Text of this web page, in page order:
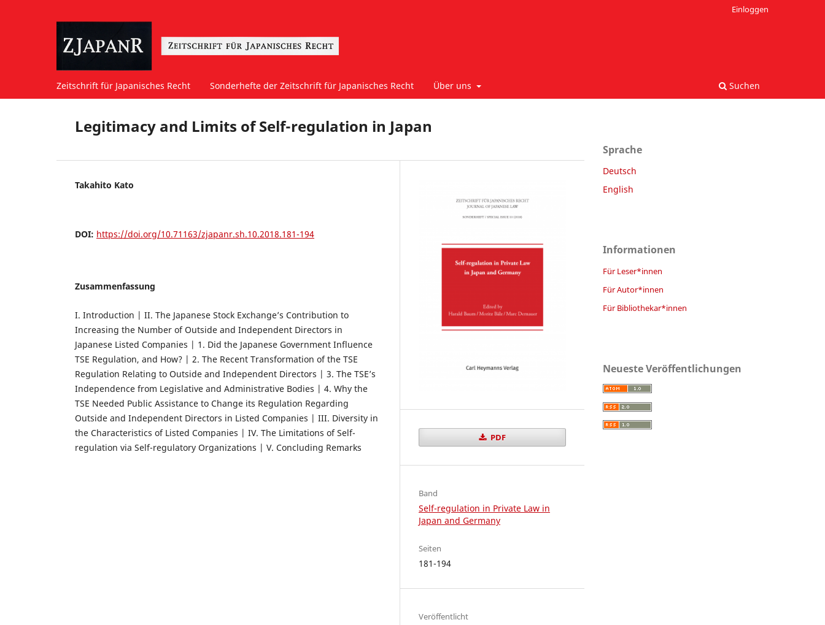
Zeitschrift für Japanisches Recht Sonderhefte der Zeitschrift für Japanisches Recht Über uns Suchen
Einloggen
Legitimacy and Limits of Self-regulation in Japan
Takahito Kato
DOI: https://doi.org/10.71163/zjapanr.sh.10.2018.181-194
Zusammenfassung
I. Introduction | II. The Japanese Stock Exchange’s Contribution to
Increasing the Number of Outside and Independent Directors in
Japanese Listed Companies | 1. Did the Japanese Government Influence
TSE Regulation, and How? | 2. The Recent Transformation of the TSE
Regulation Relating to Outside and Independent Directors | 3. The TSE’s
Independence from Legislative and Administrative Bodies | 4. Why the
TSE Needed Public Assistance to Change its Regulation Regarding
Outside and Independent Directors in Listed Companies | III. Diversity in
the Characteristics of Listed Companies | IV. The Limitations of Self-
regulation via Self-regulatory Organizations | V. Concluding Remarks
PDF
Band
Self-regulation in Private Law in
Japan and Germany
Seiten
181-194
Veröffentlicht
Sprache
Deutsch
English
Informationen
Für Leser*innen
Für Autor*innen
Für Bibliothekar*innen
Neueste Veröffentlichungen